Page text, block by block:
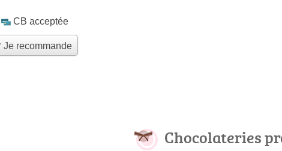
CB acceptée
Je recommande
Chocolateries